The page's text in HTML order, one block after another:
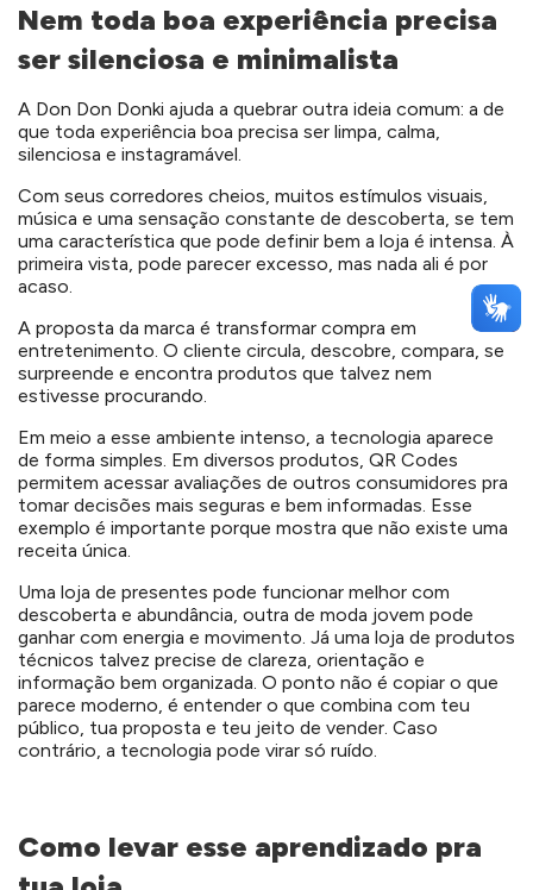
Nem toda boa experiência precisa
ser silenciosa e minimalista
A Don Don Donki ajuda a quebrar outra ideia comum: a de
que toda experiência boa precisa ser limpa, calma,
silenciosa e instagramável.
Com seus corredores cheios, muitos estímulos visuais,
música e uma sensação constante de descoberta, se tem
uma característica que pode definir bem a loja é intensa. À
primeira vista, pode parecer excesso, mas nada ali é por
acaso.
A proposta da marca é transformar compra em
entretenimento. O cliente circula, descobre, compara, se
surpreende e encontra produtos que talvez nem
estivesse procurando.
Em meio a esse ambiente intenso, a tecnologia aparece
de forma simples. Em diversos produtos, QR Codes
permitem acessar avaliações de outros consumidores pra
tomar decisões mais seguras e bem informadas. Esse
exemplo é importante porque mostra que não existe uma
receita única.
Uma loja de presentes pode funcionar melhor com
descoberta e abundância, outra de moda jovem pode
ganhar com energia e movimento. Já uma loja de produtos
técnicos talvez precise de clareza, orientação e
informação bem organizada. O ponto não é copiar o que
parece moderno, é entender o que combina com teu
público, tua proposta e teu jeito de vender. Caso
contrário, a tecnologia pode virar só ruído.
Como levar esse aprendizado pra